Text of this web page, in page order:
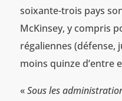
soixante-trois pays
McKinsey, y compris
régaliennes (défense,
moins quinze d’entre
«Sous les